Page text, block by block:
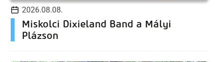
2026.08.08.
Miskolci Dixieland Band a Mályi
Plázson